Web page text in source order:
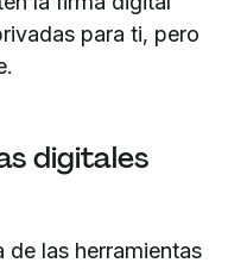
para ti, pero
digitales
de las herramientas